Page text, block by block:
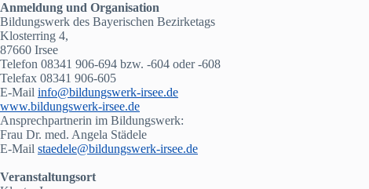
Anmeldung und Organisation
Bildungswerk des Bayerischen Bezirketags
Klosterring 4,
87660 Irsee
Telefon 08341 906-694 bzw. -604 oder -608
Telefax 08341 906-605
E-Mail info@bildungswerk-irsee.de
www.bildungswerk-irsee.de
Ansprechpartnerin im Bildungswerk:
Frau Dr. med. Angela Städele
E-Mail staedele@bildungswerk-irsee.de
Veranstaltungsort